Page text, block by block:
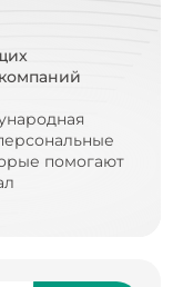
помогают